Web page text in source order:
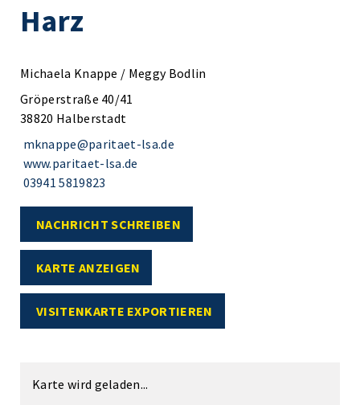
Harz
Michaela Knappe / Meggy Bodlin
Gröperstraße 40/41
38820 Halberstadt
mknappe@paritaet-lsa.de
www.paritaet-lsa.de
03941 5819823
NACHRICHT SCHREIBEN
KARTE ANZEIGEN
VISITENKARTE EXPORTIEREN
Karte wird geladen...